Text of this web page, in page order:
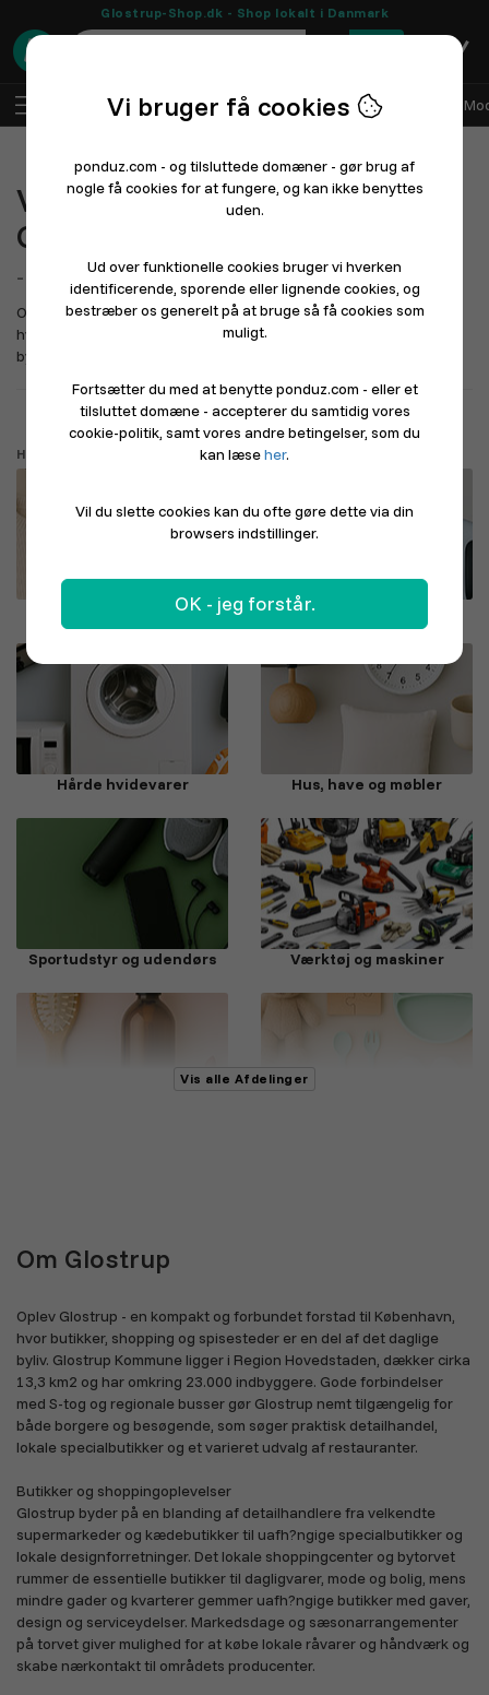
Glostrup-Shop.dk - Shop lokalt i Danmark
0
Log ind Sælg med Ponduz Alle afdelinger
Velkommen til
Glostrup-Shop.dk
- En lokal markedspladsfor Glostrup
Oplev Glostrup - en kompakt og forbundet forstad til København,
hvor butikker, shopping og spisesteder er en del af det daglige
byliv. Glost...
Driver du en butik eller restaurant? Sådan kommer du i gang
Hvad leder du efter?
Mode, sko og sport
Hårde hvidevarer Hus, have og møbler
Sportudstyr og udendørs Værktøj og maskiner
Sundhed og velvære Bøger, film og musik
Køretøjer, biler og cykler
Kæledyr Kontor og skole
Vis alle Afdelinger
Om Glostrup
Oplev Glostrup - en kompakt og forbundet forstad til København,
hvor butikker, shopping og spisesteder er en del af det daglige
byliv. Glostrup Kommune ligger i Region Hovedstaden, dækker cirka
13,3 km2 og har omkring 23.000 indbyggere. Gode forbindelser
med S-tog og regionale busser gør Glostrup nemt tilgængelig for
både borgere og besøgende, som søger praktisk detailhandel,
lokale specialbutikker og et varieret udvalg af restauranter.
Butikker og shoppingoplevelser
Glostrup byder på en blanding af detailhandlere fra velkendte
supermarkeder og kædebutikker til uafh?ngige specialbutikker og
lokale designforretninger. Det lokale shoppingcenter og bytorvet
rummer de essentielle butikker til dagligvarer, mode og bolig, mens
mindre gader og kvarterer gemmer uafh?ngige butikker med gaver,
design og serviceydelser. Markedsdage og sæsonarrangementer
på torvet giver mulighed for at købe lokale råvarer og håndværk og
skabe nærkontakt til områdets producenter.
Vi bruger få cookies
ponduz.com - og tilsluttede domæner - gør brug af
nogle få cookies for at fungere, og kan ikke benyttes
uden.
Ud over funktionelle cookies bruger vi hverken
identificerende, sporende eller lignende cookies, og
bestræber os generelt på at bruge så få cookies som
muligt.
Fortsætter du med at benytte ponduz.com - eller et
tilsluttet domæne - accepterer du samtidig vores
cookie-politik, samt vores andre betingelser, som du
kan læseher.
Vil du slette cookies kan du ofte gøre dette via din
browsers indstillinger.
OK - jeg forstår.